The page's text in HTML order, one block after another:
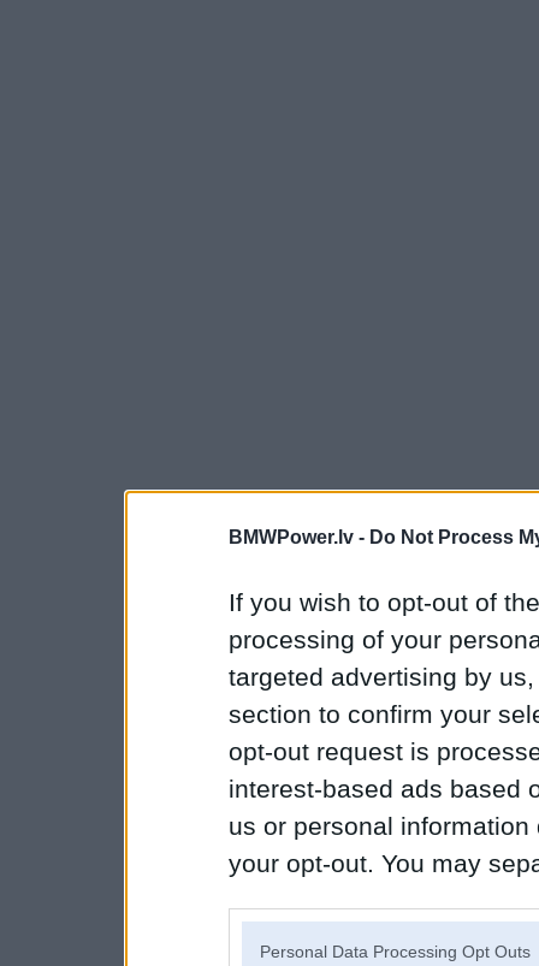
BMWPower.lv - Do Not Process
If you wish to opt-out of
processing of your
targeted advertising by
section to confirm your
opt-out request is
interest-based ads based
us or personal
your opt-out. You may
Personal Data Processing Opt Outs